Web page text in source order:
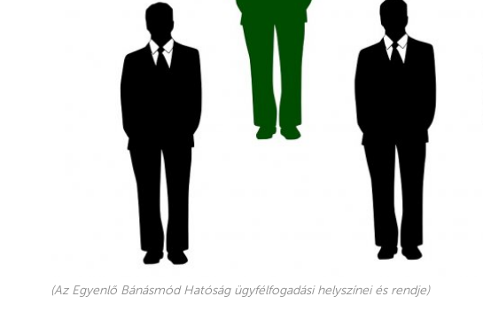
(Az Egyenlő Bánásmód Hatóság ügyfélfogadási helyszínei és rendje)